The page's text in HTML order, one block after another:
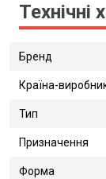
Технічні
Бренд
Країна-
Тип
Призначення
Форма